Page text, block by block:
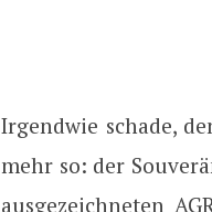
Irgendwie schade,
mehr so: der
ausgezeichneten